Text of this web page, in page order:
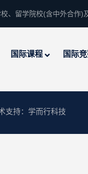
校、留学院校(含中外合作)
国际课程 国际
支持： 学而行科技